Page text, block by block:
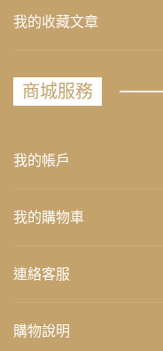
我的收藏文章
商城服務
我的帳戶
我的購物車
連絡客服
購物說明